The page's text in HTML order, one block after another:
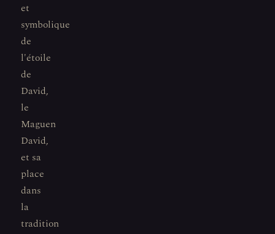
et
symbolique
de
l'étoile
de
David,
le
Maguen
David,
et sa
place
dans
la
tradition